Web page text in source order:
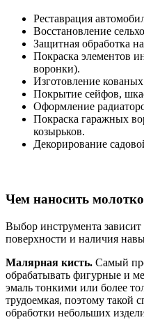
Реставрация
Восстановление
Защитная обработка
Покраска элементов
воронки).
Изготовление
Покрытие сейфов,
Оформление
Покраска гаражных
козырьков.
Декорирование
Чем наносить
Выбор инструмента
поверхности и наличия
Малярная кисть. Самый
обрабатывать фигурные и
эмаль тонкими или более
трудоемкая, поэтому такой
обработки небольших